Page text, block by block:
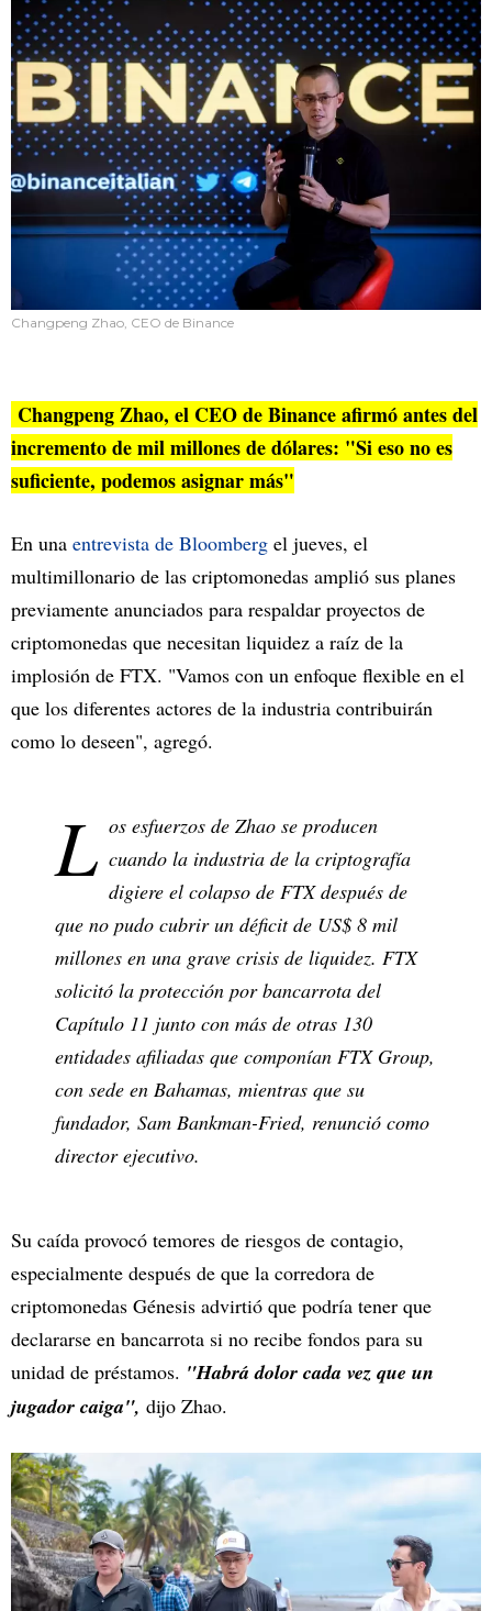
Changpeng Zhao, CEO de Binance
Changpeng Zhao, el CEO de Binance afirmó antes del
incremento de mil millones de dólares: "Si eso no es
suficiente, podemos asignar más"
En una entrevista de Bloomberg el jueves, el
multimillonario de las criptomonedas amplió sus planes
previamente anunciados para respaldar proyectos de
criptomonedas que necesitan liquidez a raíz de la
implosión de FTX. "Vamos con un enfoque flexible en el
que los diferentes actores de la industria contribuirán
como lo deseen", agregó.
L os esfuerzos de Zhao se producen
cuando la industria de la criptografía
digiere el colapso de FTX después de
que no pudo cubrir un déficit de US$ 8 mil
millones en una grave crisis de liquidez. FTX
solicitó la protección por bancarrota del
Capítulo 11 junto con más de otras 130
entidades afiliadas que componían FTX Group,
con sede en Bahamas, mientras que su
fundador, Sam Bankman-Fried, renunció como
director ejecutivo.
Su caída provocó temores de riesgos de contagio,
especialmente después de que la corredora de
criptomonedas Génesis advirtió que podría tener que
declararse en bancarrota si no recibe fondos para su
unidad de préstamos. "Habrá dolor cada vez que un
jugador caiga", dijo Zhao.